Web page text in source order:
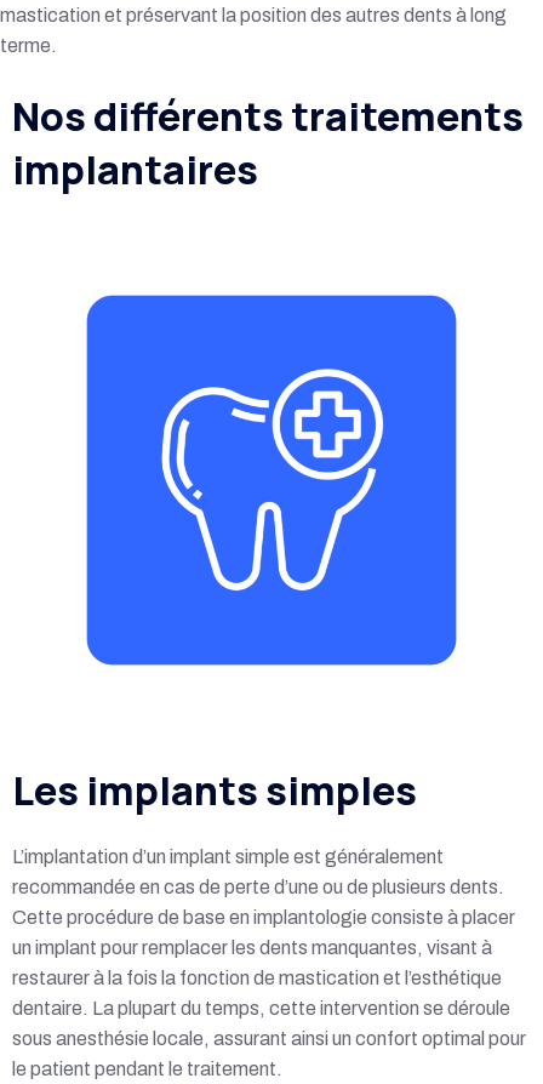
mastication et préservant la position des autres dents à long
terme.
Nos différentstraitements
implantaires
Les implants simples
L’implantation d’un implant simple est généralement
recommandée en cas de perte d’une ou de plusieurs dents.
Cette procédure de base en implantologie consiste à placer
un implant pour remplacer les dents manquantes, visant à
restaurer à la fois la fonction de mastication et l’esthétique
dentaire. La plupart du temps, cette intervention se déroule
sous anesthésie locale, assurant ainsi un confort optimal pour
le patient pendant le traitement.